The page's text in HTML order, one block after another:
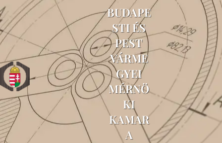
BUDAPE
STI ÉS
PEST
VÁRME
GYEI
MÉRNÖ
KI
KAMAR
A